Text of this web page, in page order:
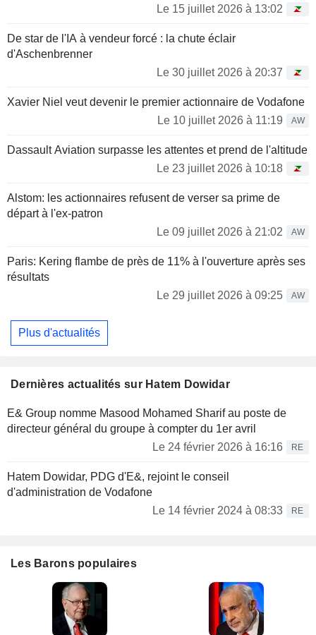
Le 15 juillet 2026 à 13:02
De star de l'IA à vendeur forcé : la chute éclair
d'Aschenbrenner
Le 30 juillet 2026 à 20:37
Xavier Niel veut devenir le premier actionnaire de Vodafone
Le 10 juillet 2026 à 11:19
AW
Dassault Aviation surpasse les attentes et prend de l'altitude
Le 23 juillet 2026 à 10:18
Alstom: les actionnaires refusent de verser sa prime de
départ à l'ex-patron
Le 09 juillet 2026 à 21:02
AW
Paris: Kering flambe de près de 11% à l'ouverture après ses
résultats
Le 29 juillet 2026 à 09:25
AW
Plus d'actualités
Dernières actualités sur Hatem Dowidar
E& Group nomme Masood Mohamed Sharif au poste de
directeur général du groupe à compter du 1er avril
Le 24 février 2026 à 16:16
RE
Hatem Dowidar, PDG d'E&, rejoint le conseil
d'administration de Vodafone
Le 14 février 2024 à 08:33
RE
Les Barons populaires